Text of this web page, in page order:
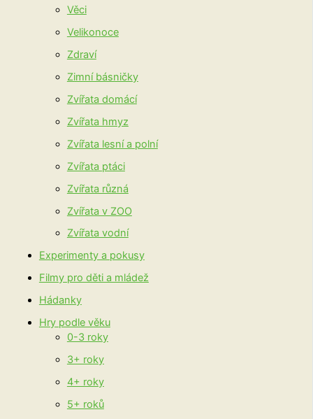
Věci
Velikonoce
Zdraví
Zimní básničky
Zvířata domácí
Zvířata hmyz
Zvířata lesní a polní
Zvířata ptáci
Zvířata různá
Zvířata v ZOO
Zvířata vodní
Experimenty a pokusy
Filmy pro děti a mládež
Hádanky
Hry podle věku
0-3 roky
3+ roky
4+ roky
5+ roků